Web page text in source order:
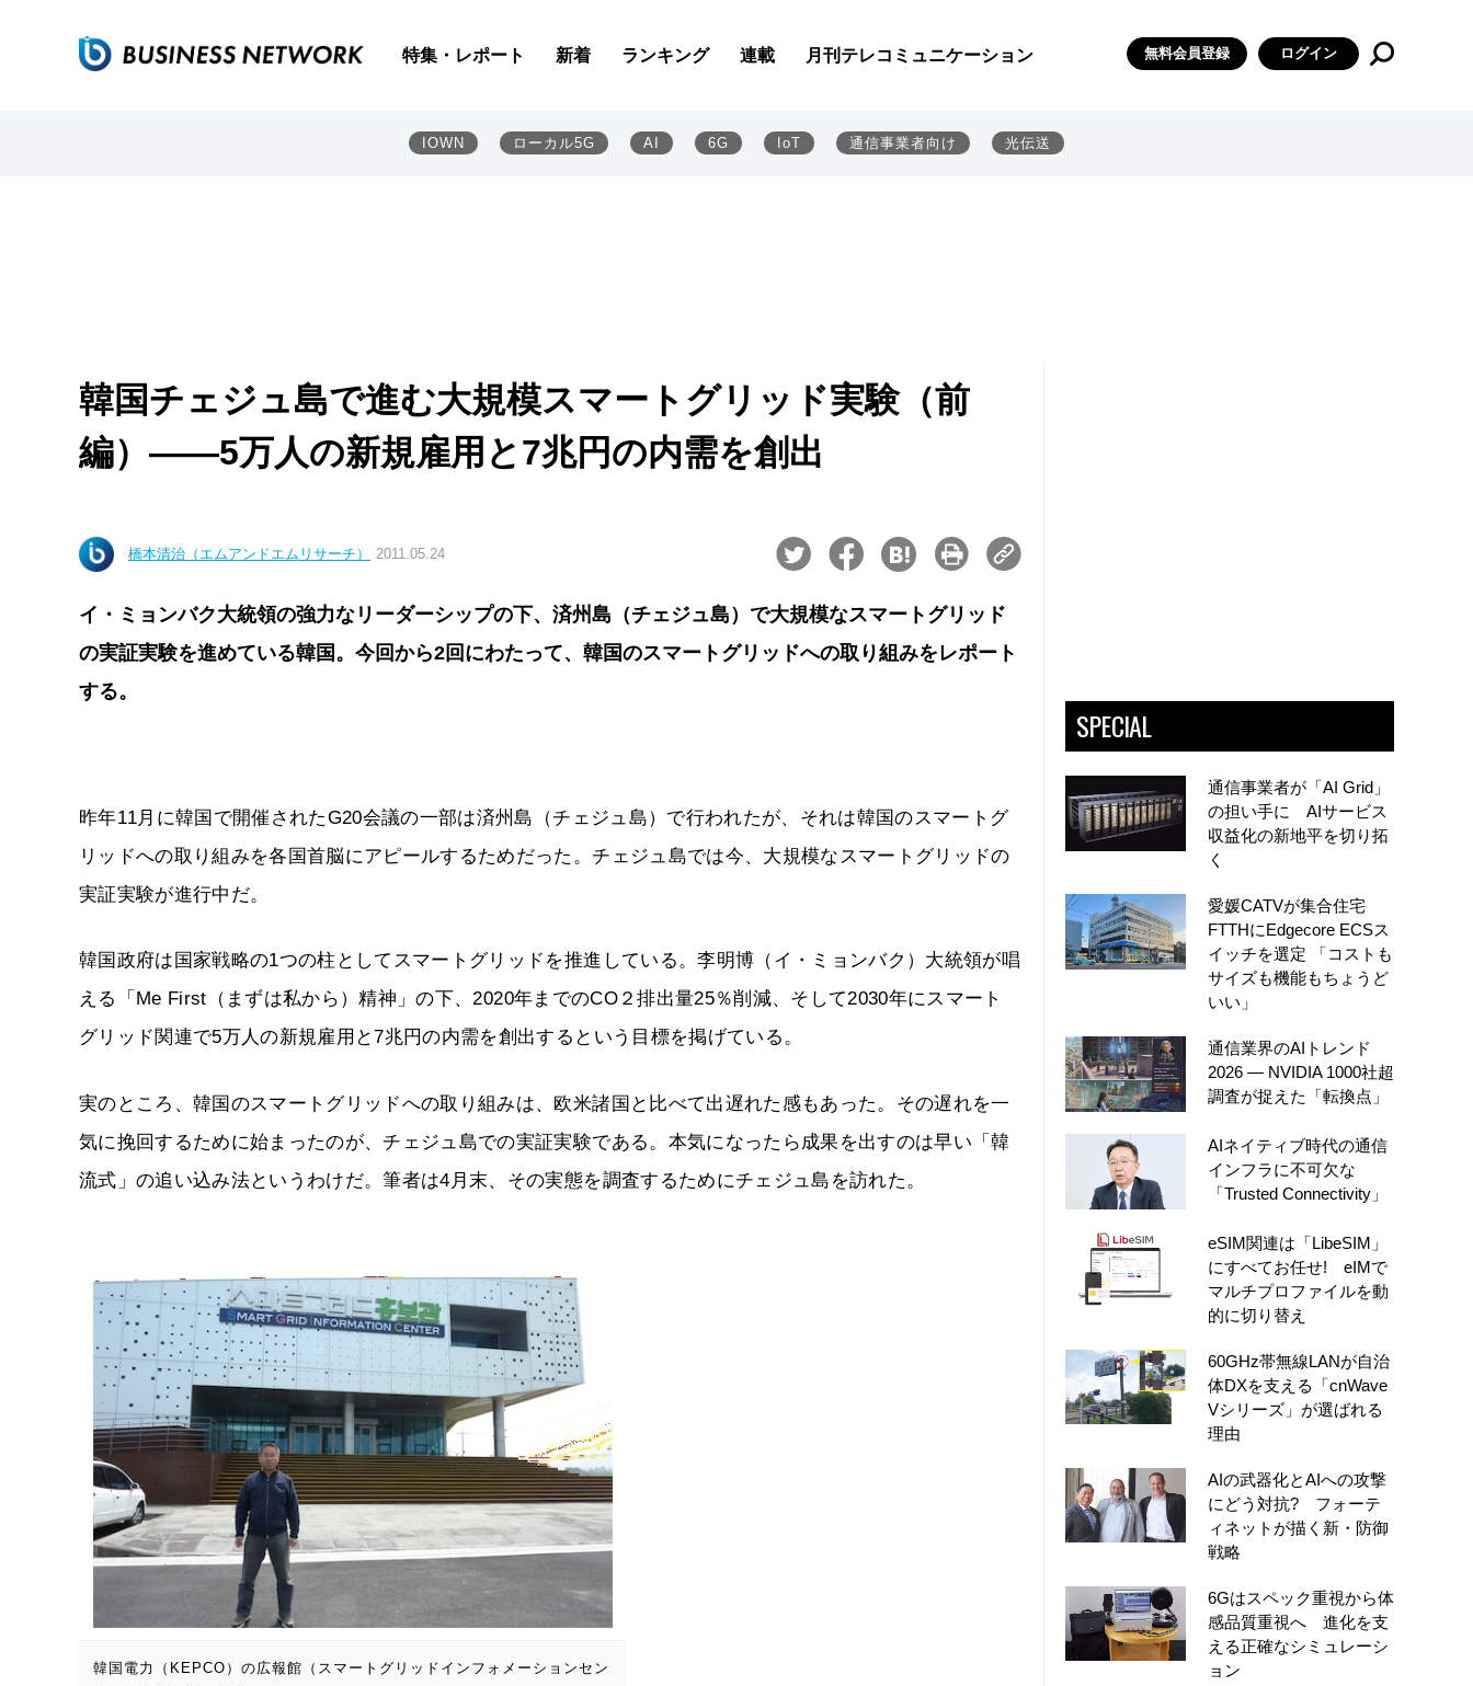
特集・レポート 新着 ランキング 連載 月刊テレコミュニケーション 無料会員登録 ログイン
IOWN ローカル5G AI 6G IoT 通信事業者向け 光伝送
韓国チェジュ島で進む大規模スマートグリッド実験（前
編）――5万人の新規雇用と7兆円の内需を創出
橋本清治（エムアンドエムリサーチ） 2011.05.24
イ・ミョンバク大統領の強力なリーダーシップの下、済州島（チェジュ島）で大規模なスマートグリッド
の実証実験を進めている韓国。今回から2回にわたって、韓国のスマートグリッドへの取り組みをレポート
する。
昨年11月に韓国で開催されたG20会議の一部は済州島（チェジュ島）で行われたが、それは韓国のスマートグ
リッドへの取り組みを各国首脳にアピールするためだった。チェジュ島では今、大規模なスマートグリッドの
実証実験が進行中だ。
韓国政府は国家戦略の1つの柱としてスマートグリッドを推進している。李明博（イ・ミョンバク）大統領が唱
える「Me First（まずは私から）精神」の下、2020年までのCO２排出量25％削減、そして2030年にスマート
グリッド関連で5万人の新規雇用と7兆円の内需を創出するという目標を掲げている。
実のところ、韓国のスマートグリッドへの取り組みは、欧米諸国と比べて出遅れた感もあった。その遅れを一
気に挽回するために始まったのが、チェジュ島での実証実験である。本気になったら成果を出すのは早い「韓
流式」の追い込み法というわけだ。筆者は4月末、その実態を調査するためにチェジュ島を訪れた。
韓国電力（KEPCO）の広報館（スマートグリッドインフォメーションセン
SPECIAL
通信事業者が「AI Grid」
の担い手に AIサービス
収益化の新地平を切り拓
く
愛媛CATVが集合住宅
FTTHにEdgecore ECSス
イッチを選定 「コストも
サイズも機能もちょうど
いい」
通信業界のAIトレンド
2026 ― NVIDIA 1000社超
調査が捉えた「転換点」
AIネイティブ時代の通信
インフラに不可欠な
「Trusted Connectivity」
eSIM関連は「LibeSIM」
にすべてお任せ! eIMで
マルチプロファイルを動
的に切り替え
60GHz帯無線LANが自治
体DXを支える「cnWave
Vシリーズ」が選ばれる
理由
AIの武器化とAIへの攻撃
にどう対抗? フォーテ
ィネットが描く新・防御
戦略
6Gはスペック重視から体
感品質重視へ 進化を支
える正確なシミュレーシ
ョン